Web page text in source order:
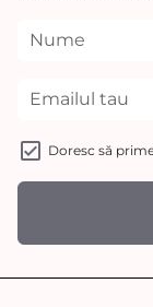
Doresc să